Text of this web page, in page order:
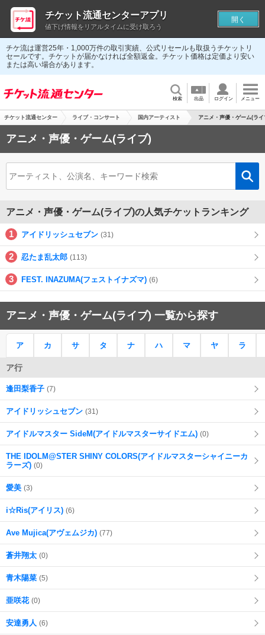
チケ流は運営25年・1,000万件の取引実績、公式リセールも取扱うチケットリ
セールです。チケットが届かなければ全額返金。チケット価格は定価より安い
または高い場合があります。
検索 出品 ログイン メニュー
チケット流通センター ライブ・コンサート 国内アーティスト アニメ・声優・ゲーム(ラ
アニメ・声優・ゲーム(ライブ)
アニメ・声優・ゲーム(ライブ)の人気チケットランキング
アイドリッシュセブン (31)
忍たま乱太郎 (113)
FEST. INAZUMA(フェストイナズマ) (6)
アニメ・声優・ゲーム(ライブ) 一覧から探す
ア カ サ タ ナ ハ マ ヤ ラ
ア行
逢田梨香子 (7)
アイドリッシュセブン (31)
アイドルマスター SideM(アイドルマスターサイドエム) (0)
THE IDOLM@STER SHINY COLORS(アイドルマスターシャイニーカ
ラーズ) (0)
愛美 (3)
i☆Ris(アイリス) (6)
Ave Mujica(アヴェムジカ) (77)
蒼井翔太 (0)
青木陽菜 (5)
亜咲花 (0)
安達勇人 (6)
チケット流通センターアプリ
値下げ情報をリアルタイムに受け取ろう
開く